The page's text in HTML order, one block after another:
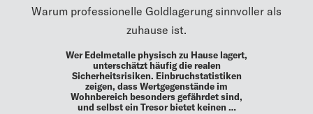
Warum professionelle Goldlagerung sinnvoller als
zuhause ist.
Wer Edelmetalle physisch zu Hause lagert,
unterschätzt häufig die realen
Sicherheitsrisiken. Einbruchstatistiken
zeigen, dass Wertgegenstände im
Wohnbereich besonders gefährdet sind,
und selbst ein Tresor bietet keinen …